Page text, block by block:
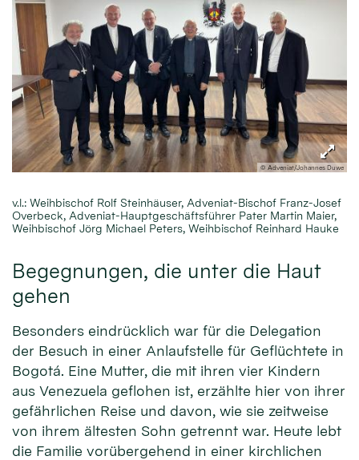
© Adveniat/Johannes Duwe
v.l.: Weihbischof Rolf Steinhäuser, Adveniat-Bischof Franz-Josef
Overbeck, Adveniat-Hauptgeschäftsführer Pater Martin Maier,
Weihbischof Jörg Michael Peters, Weihbischof Reinhard Hauke
Begegnungen, die unter die Haut
gehen
Besonders eindrücklich war für die Delegation
der Besuch in einer Anlaufstelle für Geflüchtete in
Bogotá. Eine Mutter, die mit ihren vier Kindern
aus Venezuela geflohen ist, erzählte hier von ihrer
gefährlichen Reise und davon, wie sie zeitweise
von ihrem ältesten Sohn getrennt war. Heute lebt
die Familie vorübergehend in einer kirchlichen